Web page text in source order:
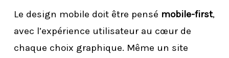
Le design mobile doit être pensé mobile-first,
avec l’expérience utilisateur au cœur de
chaque choix graphique. Même un site